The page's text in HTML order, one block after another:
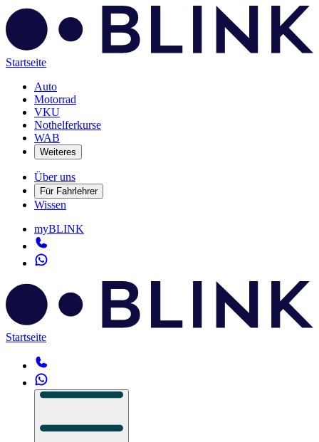
Startseite
Auto
Motorrad
VKU
Nothelferkurse
WAB
Weiteres
Über uns
Für Fahrlehrer
Wissen
myBLINK
Startseite